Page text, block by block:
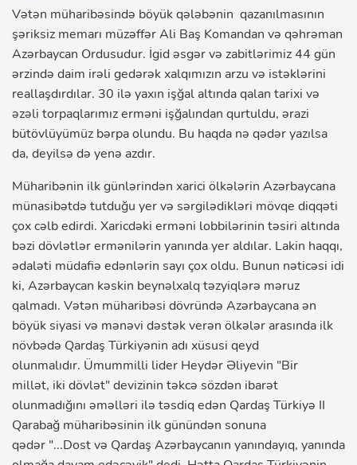
Vətən müharibəsində böyük qələbənin qazanılmasının
şəriksiz memarı müzəffər Ali Baş Komandan və qəhrəman
Azərbaycan Ordusudur. İgid əsgər və zabitlərimiz 44 gün
ərzində daim irəli gedərək xalqımızın arzu və istəklərini
reallaşdırdılar. 30 ilə yaxın işğal altında qalan tarixi və
əzəli torpaqlarımız erməni işğalından qurtuldu, ərazi
bütövlüyümüz bərpa olundu. Bu haqda nə qədər yazılsa
da, deyilsə də yenə azdır.
Müharibənin ilk günlərindən xarici ölkələrin Azərbaycana
münasibətdə tutduğu yer və sərgilədikləri mövqe diqqəti
çox cəlb edirdi. Xaricdəki erməni lobbilərinin təsiri altında
bəzi dövlətlər ermənilərin yanında yer aldılar. Lakin haqqı,
ədaləti müdafiə edənlərin sayı çox oldu. Bunun nəticəsi idi
ki, Azərbaycan kəskin beynəlxalq təzyiqlərə məruz
qalmadı. Vətən müharibəsi dövründə Azərbaycana ən
böyük siyasi və mənəvi dəstək verən ölkələr arasında ilk
növbədə Qardaş Türkiyənin adı xüsusi qeyd
olunmalıdır. Ümummilli lider Heydər Əliyevin "Bir
millət, iki dövlət" devizinin təkcə sözdən ibarət
olunmadığını əməlləri ilə təsdiq edən Qardaş Türkiyə II
Qarabağ müharibəsinin ilk günündən sonuna
qədər "...Dost və Qardaş Azərbaycanın yanındayıq, yanında